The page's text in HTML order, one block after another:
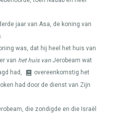
jaar van Asa, de koning van
was, dat hij heel het huis van
van het huis van Jerobeam wat
had,
overeenkomstig het
had door de dienst van Zijn
die zondigde en die Israël